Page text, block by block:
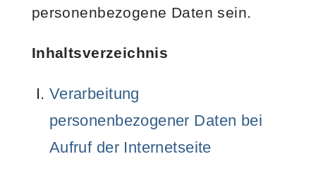
personenbezogene Daten sein.
Inhaltsverzeichnis
Verarbeitung
personenbezogener Daten bei
Aufruf der Internetseite